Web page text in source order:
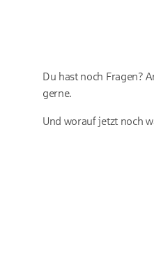
Du hast noch Fragen?
gerne.
Und worauf jetzt noch